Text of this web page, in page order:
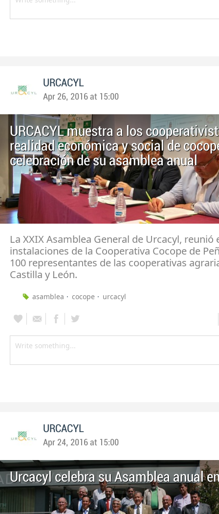
URCACYL
Apr 26, 2016 at 15:00
URCACYL muestra a los
realidad económica y social de
celebración de su asamblea anual
La XXIX Asamblea General de Urcacyl, reunió
instalaciones de la Cooperativa Cocope de
100 representantes de las cooperativas
Castilla y León.
asamblea cocope urcacyl
URCACYL
Apr 24, 2016 at 15:00
Urcacyl celebra su Asamblea anual